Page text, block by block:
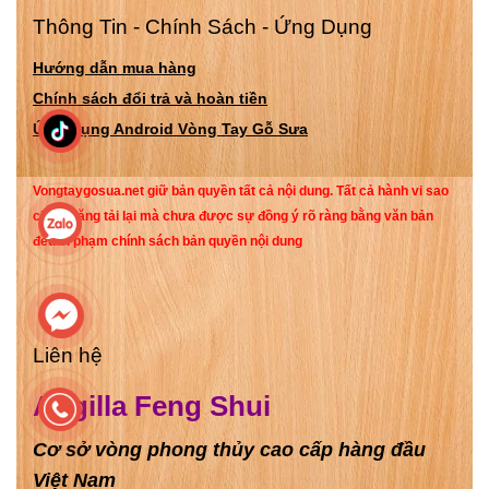
tốt nghiệp thủ khoa trường
đại học Ngoại thương chỉ
sau 4 năm, được một giám
đốc công ty bất động sản
khá có tiếng ở Hà Nội mời
về làm với mức lương
2000$/tháng. Đến nay cũng
đã được 4 năm.
Thông Tin - Chính Sách - Ứng Dụng
Hướng dẫn mua hàng
Chính sách đổi trả và hoàn tiền
Ứng Dụng Android Vòng Tay Gỗ Sưa
Vongtaygosua.net giữ bản quyền tất cả nội dung. Tất cả hành vi sao
chép, đăng tải lại mà chưa được sự đồng ý rõ ràng bằng văn bản
đều vi phạm chính sách bản quyền nội dung
Liên hệ
Angilla Feng Shui
Cơ sở vòng phong thủy cao cấp hàng đầu
Việt Nam